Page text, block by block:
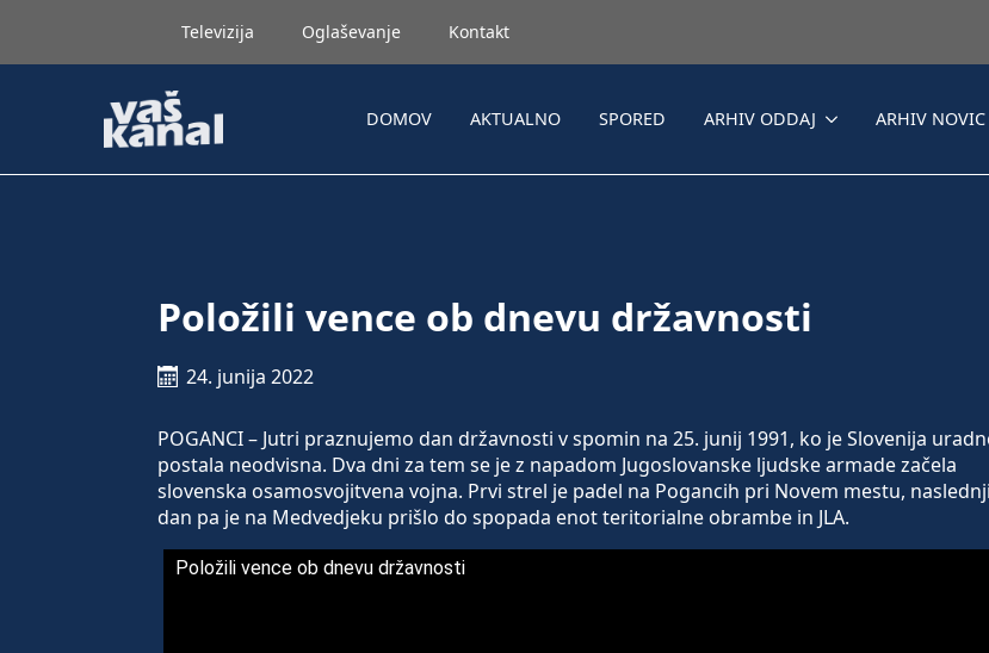
Televizija Oglaševanje Kontakt
DOMOV AKTUALNO SPORED ARHIV ODDAJ ARHIV NOVIC
Položili vence ob dnevu državnosti
24. junija 2022
POGANCI – Jutri praznujemo dan državnosti v spomin na 25. junij 1991, ko je Slovenija
postala neodvisna. Dva dni za tem se je z napadom Jugoslovanske ljudske armade začela
slovenska osamosvojitvena vojna. Prvi strel je padel na Pogancih pri Novem mestu, naslednji
dan pa je na Medvedjeku prišlo do spopada enot teritorialne obrambe in JLA.
Položili vence ob dnevu državnosti